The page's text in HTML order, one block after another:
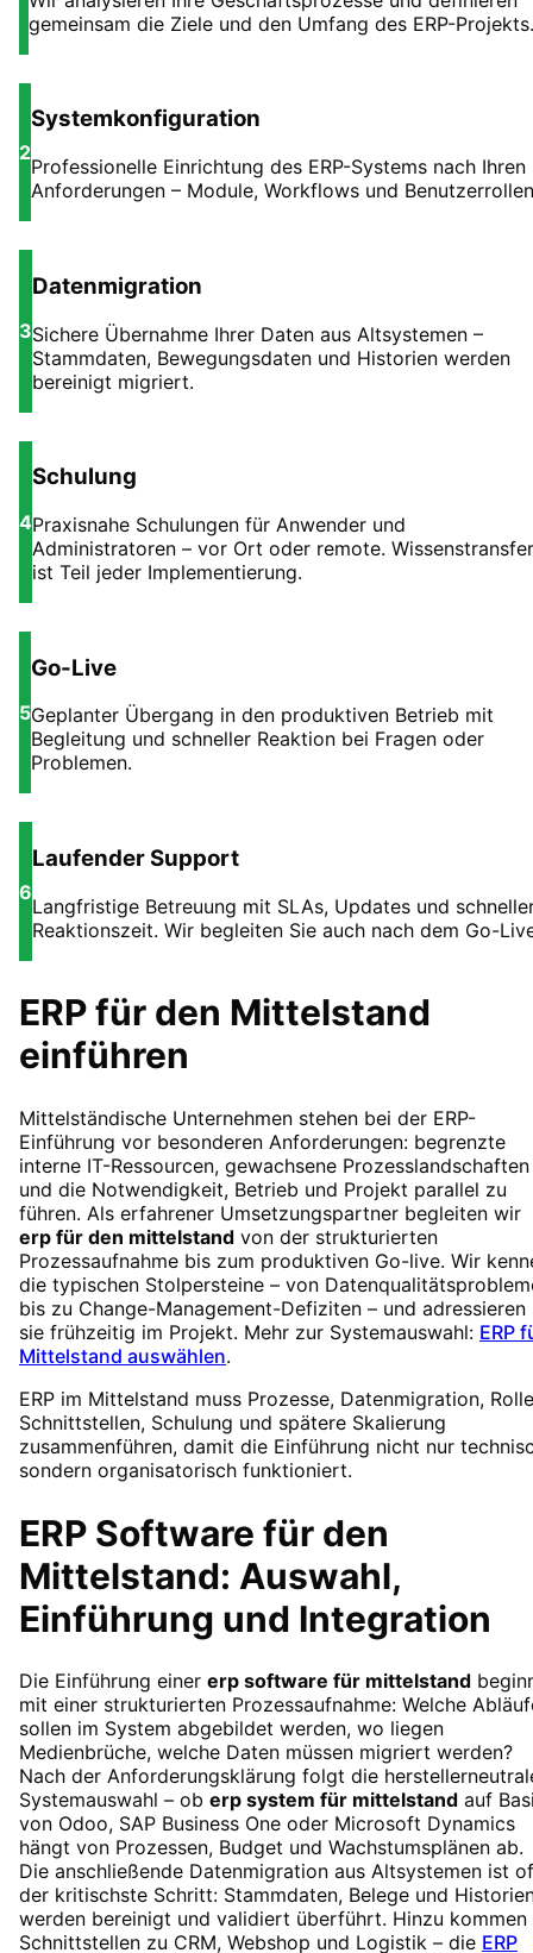
gemeinsam die Ziele und den Umfang des ERP-Projekts.
2
Systemkonfiguration
Professionelle Einrichtung des ERP-Systems nach Ihren
Anforderungen – Module, Workflows und
3
Datenmigration
Sichere Übernahme Ihrer Daten aus Altsystemen –
Stammdaten, Bewegungsdaten und Historien werden
bereinigt migriert.
4
Schulung
Praxisnahe Schulungen für Anwender und
Administratoren – vor Ort oder remote. Wissenstransfer
ist Teil jeder Implementierung.
5
Go-Live
Geplanter Übergang in den produktiven Betrieb mit
Begleitung und schneller Reaktion bei Fragen oder
Problemen.
6
Laufender Support
Langfristige Betreuung mit SLAs, Updates und
Reaktionszeit. Wir begleiten Sie auch nach dem Go-
ERP für den Mittelstand
einführen
Mittelständische Unternehmen stehen bei der ERP-
Einführung vor besonderen Anforderungen: begrenzte
interne IT-Ressourcen, gewachsene Prozesslandschaften
und die Notwendigkeit, Betrieb und Projekt parallel zu
führen. Als erfahrener Umsetzungspartner begleiten wir
erp für den mittelstand von der strukturierten
Prozessaufnahme bis zum produktiven Go-live. Wir
die typischen Stolpersteine – von
bis zu Change-Management-Defiziten – und adressieren
sie frühzeitig im Projekt. Mehr zur Systemauswahl: ERP
Mittelstand auswählen.
ERP im Mittelstand muss Prozesse, Datenmigration,
Schnittstellen, Schulung und spätere Skalierung
zusammenführen, damit die Einführung nicht nur
sondern organisatorisch funktioniert.
ERP Software für den
Mittelstand: Auswahl,
Einführung und Integration
Die Einführung einer erp software für mittelstand
mit einer strukturierten Prozessaufnahme: Welche
sollen im System abgebildet werden, wo liegen
Medienbrüche, welche Daten müssen migriert werden?
Nach der Anforderungsklärung folgt die
Systemauswahl – ob erp system für mittelstand auf
von Odoo, SAP Business One oder Microsoft Dynamics
hängt von Prozessen, Budget und Wachstumsplänen ab.
Die anschließende Datenmigration aus Altsystemen ist
der kritischste Schritt: Stammdaten, Belege und
werden bereinigt und validiert überführt. Hinzu kommen
Schnittstellen zu CRM, Webshop und Logistik – die ERP